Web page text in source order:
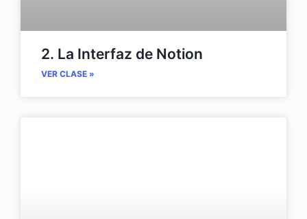
2. La Interfaz de Notion
VER CLASE »